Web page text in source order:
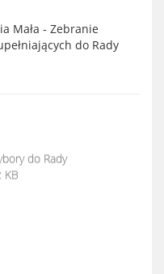
Mała - Zebranie
do Rady
do Rady
KB